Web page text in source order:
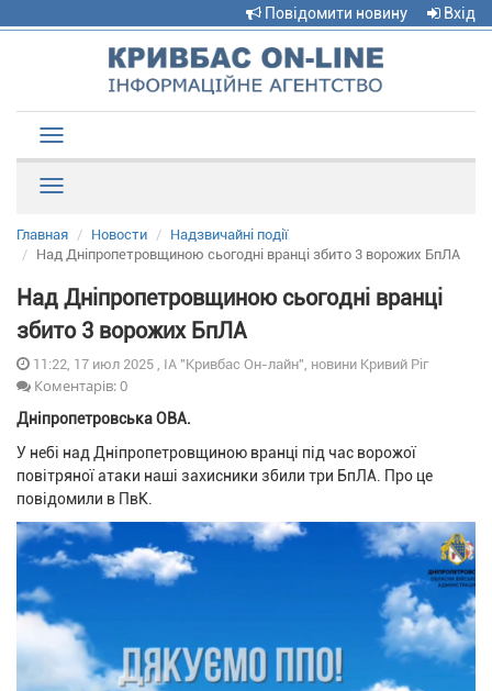
Повідомити новину Вхід
navigation
Главная Новости
Надзвичайні події
Над Дніпропетровщиною сьогодні вранці збито 3 ворожих БпЛА
Над Дніпропетровщиною сьогодні вранці
збито 3 ворожих БпЛА
11:22, 17 июл 2025 , ІА "Кривбас Он-лайн", новини Кривий Ріг
Коментарів: 0
Дніпропетровська ОВА.
У небі над Дніпропетровщиною вранці під час ворожої
повітряної атаки наші захисники збили три БпЛА. Про це
повідомили в ПвК.